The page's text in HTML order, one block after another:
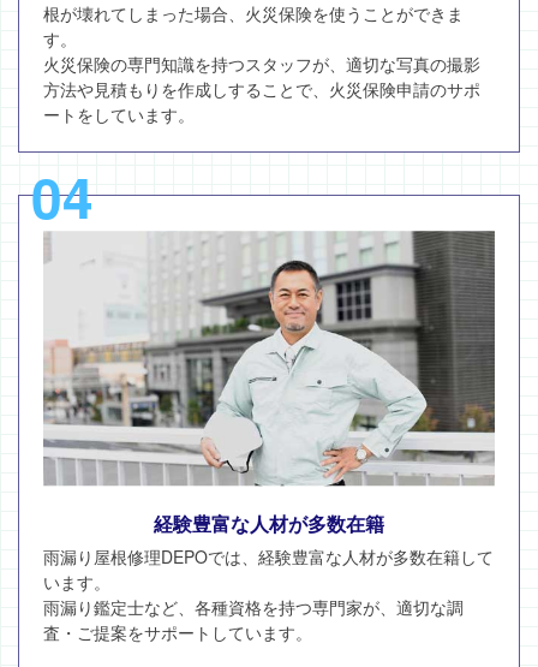
根が壊れてしまった場合、火災保険を使うことができま
す。
火災保険の専門知識を持つスタッフが、適切な写真の撮影
方法や見積もりを作成しすることで、火災保険申請のサポ
ートをしています。
04
経験豊富な人材が多数在籍
雨漏り屋根修理DEPOでは、経験豊富な人材が多数在籍して
います。
雨漏り鑑定士など、各種資格を持つ専門家が、適切な調
査・ご提案をサポートしています。